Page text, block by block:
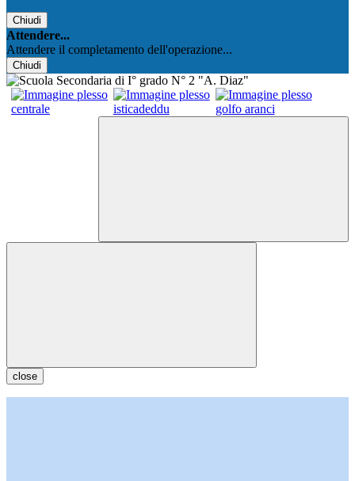
Chiudi
Attendere...
Attendere il completamento dell'operazione...
Chiudi
close